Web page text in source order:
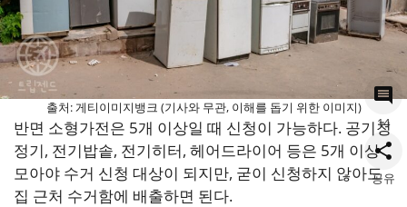
출처: 게티이미지뱅크 (기사와 무관, 이해를 돕기 위한 이미지)
반면 소형가전은 5개 이상일 때 신청이 가능하다. 공기청
정기, 전기밥솥, 전기히터, 헤어드라이어 등은 5개 이상
모아야 수거 신청 대상이 되지만, 굳이 신청하지 않아도
집 근처 수거함에 배출하면 된다.
14
공유